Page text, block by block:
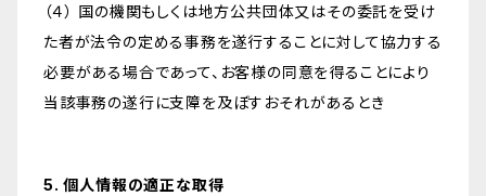
（４） 国の機関もしくは地方公共団体又はその委託を受け
た者が法令の定める事務を遂行することに対して協力する
必要がある場合であって、お客様の同意を得ることにより
当該事務の遂行に支障を及ぼすおそれがあるとき
5. 個人情報の適正な取得